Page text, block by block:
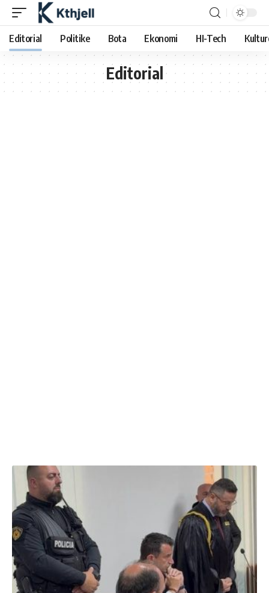
Editorial Politike Bota Ekonomi HI-Tech
Editorial